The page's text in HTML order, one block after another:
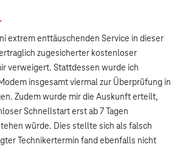
extrem enttäuschenden Service in dieser
zugesicherter kostenloser
verweigert. Stattdessen wurde ich
insgesamt viermal zur Überprüfung in
Zudem wurde mir die Auskunft erteilt,
Schnellstart erst ab 7 Tagen
würde. Dies stellte sich als falsch
Technikertermin fand ebenfalls nicht